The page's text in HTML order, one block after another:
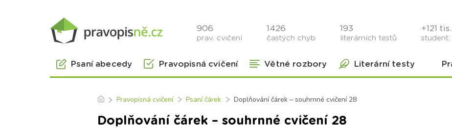
906
prav. cvičení
1426
častých chyb
193
literárních testů
+121 tis.
Psaní abecedy Pravopisná cvičení Větné rozbory Literární testy
Pravopisná cvičení Psaní čárek Doplňování čárek – souhrnné cvičení 28
Doplňování čárek – souhrnné cvičení 28